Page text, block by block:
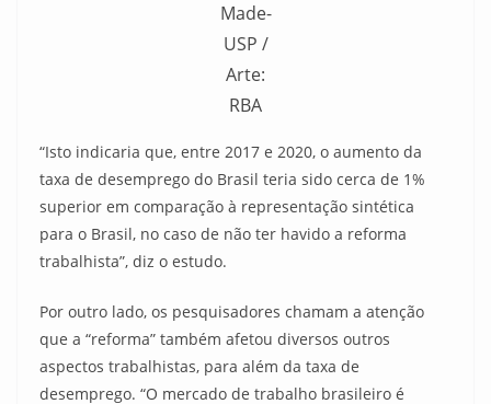
Made-
USP /
Arte:
RBA
“Isto indicaria que, entre 2017 e 2020, o aumento da
taxa de desemprego do Brasil teria sido cerca de 1%
superior em comparação à representação sintética
para o Brasil, no caso de não ter havido a reforma
trabalhista”, diz o estudo.
Por outro lado, os pesquisadores chamam a atenção
que a “reforma” também afetou diversos outros
aspectos trabalhistas, para além da taxa de
desemprego. “O mercado de trabalho brasileiro é